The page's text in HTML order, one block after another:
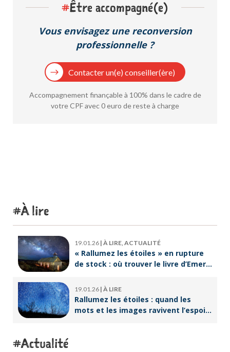
#Être accompagné(e)
Vous envisagez une reconversion
professionnelle ?
Contacter un(e) conseiller(ère)
Accompagnement finançable à 100% dans le cadre de
votre CPF avec 0 euro de reste à charge
À lire
19.01.26 | À LIRE, ACTUALITÉ
« Rallumez les étoiles » en rupture
de stock : où trouver le livre d’Emeric
19.01.26 | À LIRE
Rallumez les étoiles : quand les
mots et les images ravivent l’espoir
Actualité